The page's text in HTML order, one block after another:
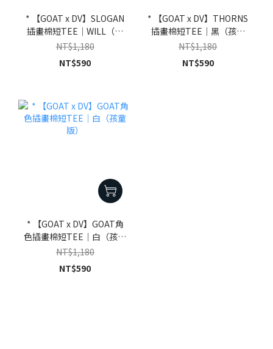
* 【GOAT x DV】SLOGAN
插畫棉短TEE｜WILL（孩
童版）
NT$1,180
NT$590
* 【GOAT x DV】THORNS
插畫棉短TEE｜黑（孩童
版）
NT$1,180
NT$590
* 【GOAT x DV】GOAT角
色插畫棉短TEE｜白（孩童
版）
NT$1,180
NT$590